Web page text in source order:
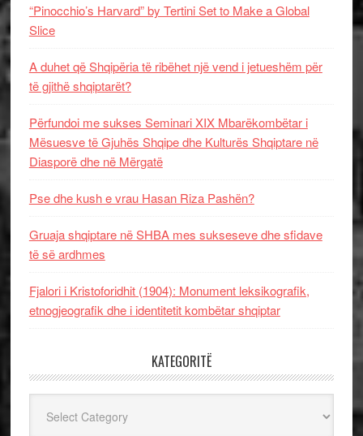
“Pinocchio’s Harvard” by Tertini Set to Make a Global
Slice
A duhet që Shqipëria të ribëhet një vend i jetueshëm për
të gjithë shqiptarët?
Përfundoi me sukses Seminari XIX Mbarëkombëtar i
Mësuesve të Gjuhës Shqipe dhe Kulturës Shqiptare në
Diasporë dhe në Mërgatë
Pse dhe kush e vrau Hasan Riza Pashën?
Gruaja shqiptare në SHBA mes sukseseve dhe sfidave
të së ardhmes
Fjalori i Kristoforidhit (1904): Monument leksikografik,
etnogjeografik dhe i identitetit kombëtar shqiptar
KATEGORITË